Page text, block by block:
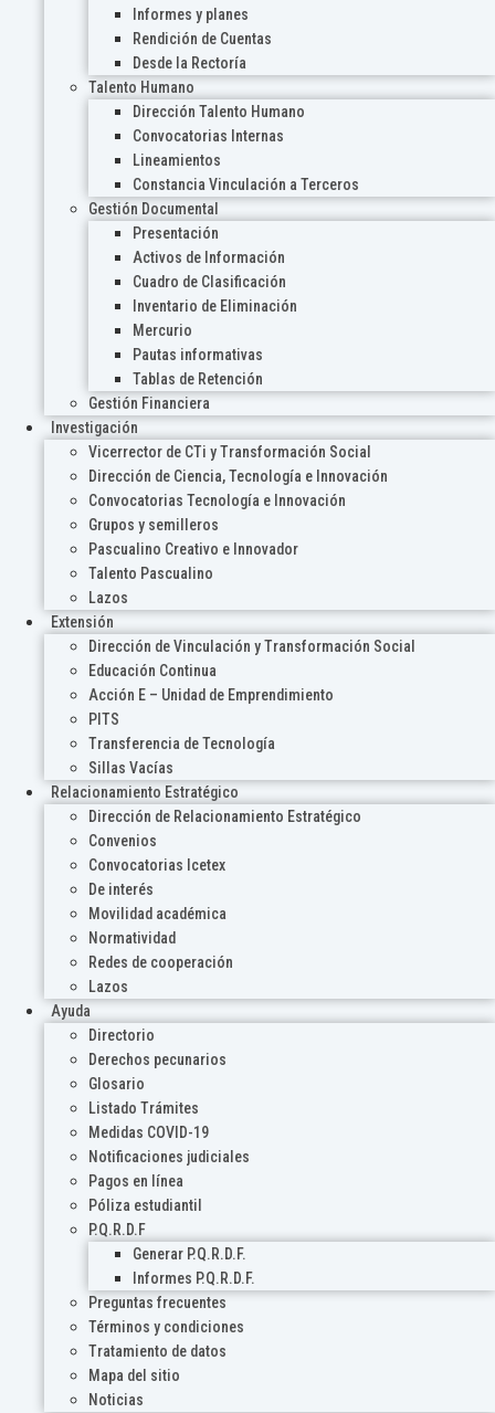
Informes y planes
Rendición de Cuentas
Desde la Rectoría
Talento Humano
Dirección Talento Humano
Convocatorias Internas
Lineamientos
Constancia Vinculación a Terceros
Gestión Documental
Presentación
Activos de Información
Cuadro de Clasificación
Inventario de Eliminación
Mercurio
Pautas informativas
Tablas de Retención
Gestión Financiera
Investigación
Vicerrector de CTi y Transformación Social
Dirección de Ciencia, Tecnología e Innovación
Convocatorias Tecnología e Innovación
Grupos y semilleros
Pascualino Creativo e Innovador
Talento Pascualino
Lazos
Extensión
Dirección de Vinculación y Transformación Social
Educación Continua
Acción E – Unidad de Emprendimiento
PITS
Transferencia de Tecnología
Sillas Vacías
Relacionamiento Estratégico
Dirección de Relacionamiento Estratégico
Convenios
Convocatorias Icetex
De interés
Movilidad académica
Normatividad
Redes de cooperación
Lazos
Ayuda
Directorio
Derechos pecunarios
Glosario
Listado Trámites
Medidas COVID-19
Notificaciones judiciales
Pagos en línea
Póliza estudiantil
P.Q.R.D.F
Generar P.Q.R.D.F.
Informes P.Q.R.D.F.
Preguntas frecuentes
Términos y condiciones
Tratamiento de datos
Mapa del sitio
Noticias